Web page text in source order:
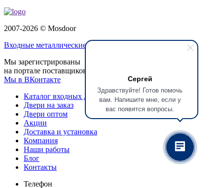
Сергей
Здравствуйте! Готов помочь
вам. Напишите мне, если у
вас появятся вопросы.
2007-2026 © Mosdoor
Входные металлические двери
Мы зарегистрированы
на портале поставщиков
Мы в ВКонтакте
Каталог входных дверей
Двери на заказ
Двери оптом
Акции
Доставка и установка
Компания
Наши работы
Блог
Контакты
Телефон